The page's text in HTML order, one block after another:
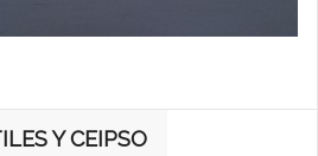
Y CEIPSO